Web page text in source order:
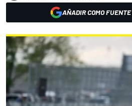
AÑADIR COMO